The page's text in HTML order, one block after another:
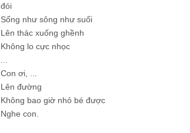
đói
Sống như sông như suối
Lên thác xuống ghềnh
Không lo cực nhọc
Con ơi, ...
Lên đường
Không bao giờ nhỏ bé được
Nghe con.